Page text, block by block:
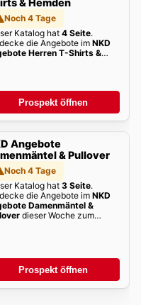
Noch 4 Tage
Katalog hat 4 Seite.
die Angebote im NKD
Herren T-Shirts &
Prospekt öffnen
Angebote
& Pullover
Noch 4 Tage
Katalog hat 3 Seite.
die Angebote im NKD
Damenmäntel &
dieser Woche zum
Prospekt öffnen